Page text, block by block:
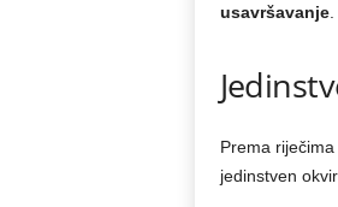
usavršavanje.
Prema
jedinstven